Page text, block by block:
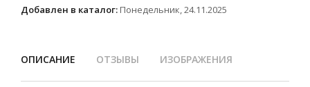
Добавлен в каталог: Понедельник, 24.11.2025
ОПИСАНИЕ ОТЗЫВЫ ИЗОБРАЖЕНИЯ